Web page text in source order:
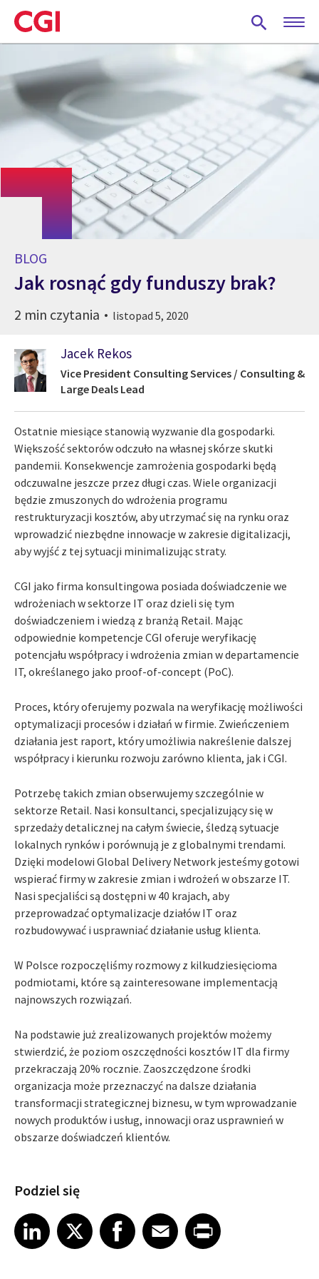
Skip
to
main
BLOG
Jak rosnąć gdy funduszy brak?
2 min czytania listopad 5, 2020
Jacek Rekos
Vice President Consulting Services / Consulting &
Large Deals Lead
Ostatnie miesiące stanowią wyzwanie dla gospodarki.
Większość sektorów odczuło na własnej skórze skutki
pandemii. Konsekwencje zamrożenia gospodarki będą
odczuwalne jeszcze przez długi czas. Wiele organizacji
będzie zmuszonych do wdrożenia programu
restrukturyzacji kosztów, aby utrzymać się na rynku oraz
wprowadzić niezbędne innowacje w zakresie digitalizacji,
aby wyjść z tej sytuacji minimalizując straty.
CGI jako firma konsultingowa posiada doświadczenie we
wdrożeniach w sektorze IT oraz dzieli się tym
doświadczeniem i wiedzą z branżą Retail. Mając
odpowiednie kompetencje CGI oferuje weryfikację
potencjału współpracy i wdrożenia zmian w departamencie
IT, określanego jako proof-of-concept (PoC).
Proces, który oferujemy pozwala na weryfikację możliwości
optymalizacji procesów i działań w firmie. Zwieńczeniem
działania jest raport, który umożliwia nakreślenie dalszej
współpracy i kierunku rozwoju zarówno klienta, jak i CGI.
Potrzebę takich zmian obserwujemy szczególnie w
sektorze Retail. Nasi konsultanci, specjalizujący się w
sprzedaży detalicznej na całym świecie, śledzą sytuacje
lokalnych rynków i porównują je z globalnymi trendami.
Dzięki modelowi Global Delivery Network jesteśmy gotowi
wspierać firmy w zakresie zmian i wdrożeń w obszarze IT.
Nasi specjaliści są dostępni w 40 krajach, aby
przeprowadzać optymalizacje działów IT oraz
rozbudowywać i usprawniać działanie usług klienta.
W Polsce rozpoczęliśmy rozmowy z kilkudziesięcioma
podmiotami, które są zainteresowane implementacją
najnowszych rozwiązań.
Na podstawie już zrealizowanych projektów możemy
stwierdzić, że poziom oszczędności kosztów IT dla firmy
przekraczają 20% rocznie. Zaoszczędzone środki
organizacja może przeznaczyć na dalsze działania
transformacji strategicznej biznesu, w tym wprowadzanie
nowych produktów i usług, innowacji oraz usprawnień w
obszarze doświadczeń klientów.
Podziel się
Share article on LinkedIn
LinkedIn
Share article on XShare article on Facebook
Facebook
Share article on Email
EmailShare article on Print